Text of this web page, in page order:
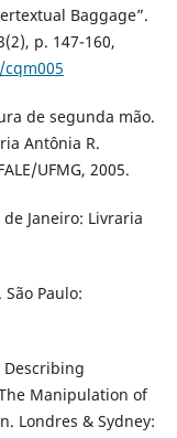
Baggage”.
p. 147-160,
de segunda mão.
Antônia R.
UFMG, 2005.
Janeiro: Livraria
Paulo:
Describing
Manipulation of
Londres & Sydney: